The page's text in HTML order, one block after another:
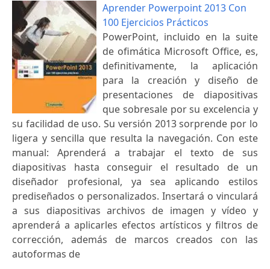
Aprender Powerpoint 2013 Con
100 Ejercicios Prácticos
PowerPoint, incluido en la suite
de ofimática Microsoft Office, es,
definitivamente, la aplicación
para la creación y diseño de
presentaciones de diapositivas
que sobresale por su excelencia y
su facilidad de uso. Su versión 2013 sorprende por lo
ligera y sencilla que resulta la navegación. Con este
manual: Aprenderá a trabajar el texto de sus
diapositivas hasta conseguir el resultado de un
diseñador profesional, ya sea aplicando estilos
prediseñados o personalizados. Insertará o vinculará
a sus diapositivas archivos de imagen y vídeo y
aprenderá a aplicarles efectos artísticos y filtros de
corrección, además de marcos creados con las
autoformas de